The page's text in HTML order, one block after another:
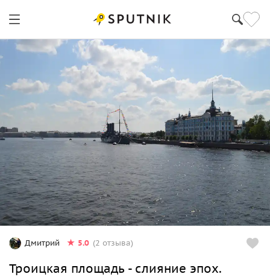
Дмитрий 5.0 (2 отзыва)
Троицкая площадь - слияние эпох.